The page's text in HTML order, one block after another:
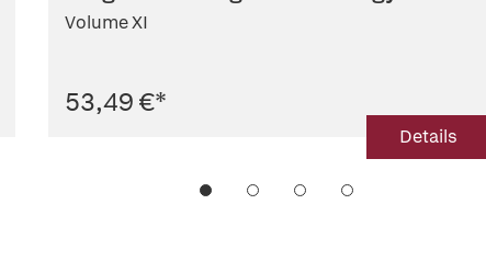
Volume XI
53,49 €*
Details